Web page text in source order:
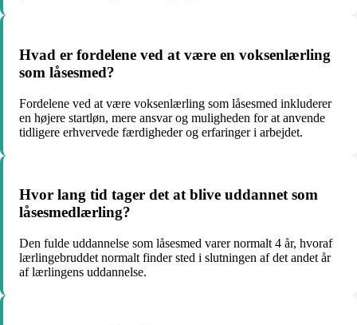
Hvad er fordelene ved at være en voksenlærling
som låsesmed?
Fordelene ved at være voksenlærling som låsesmed inkluderer
en højere startløn, mere ansvar og muligheden for at anvende
tidligere erhvervede færdigheder og erfaringer i arbejdet.
Hvor lang tid tager det at blive uddannet som
låsesmedlærling?
Den fulde uddannelse som låsesmed varer normalt 4 år, hvoraf
lærlingebruddet normalt finder sted i slutningen af det andet år
af lærlingens uddannelse.